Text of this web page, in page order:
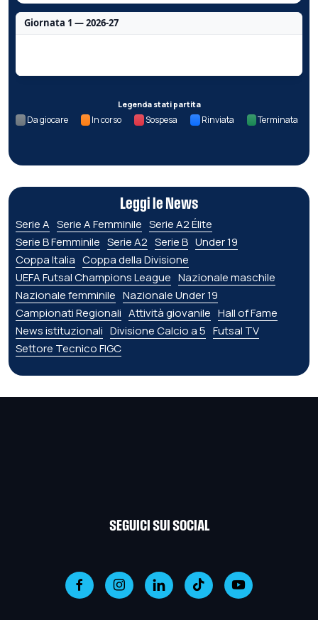
Giornata 1 — 2026-27
Legenda stati partita
Da giocare In corso Sospesa Rinviata Terminata
Leggi le News
Serie A Serie A Femminile Serie A2 Élite
Serie B Femminile Serie A2 Serie B Under 19
Coppa Italia Coppa della Divisione
UEFA Futsal Champions League Nazionale maschile
Nazionale femminile Nazionale Under 19
Campionati Regionali Attività giovanile Hall of Fame
News istituzionali Divisione Calcio a 5 Futsal TV
Settore Tecnico FIGC
SEGUICI SUI SOCIAL